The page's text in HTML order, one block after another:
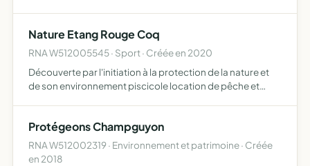
Nature Etang Rouge Coq
RNA W512005545 · Sport · Créée en 2020
Découverte par l'initiation à la protection de la nature et
de son environnement piscicole location de pêche et
Protégeons Champguyon
RNA W512002319 · Environnement et patrimoine · Créée
en 2018